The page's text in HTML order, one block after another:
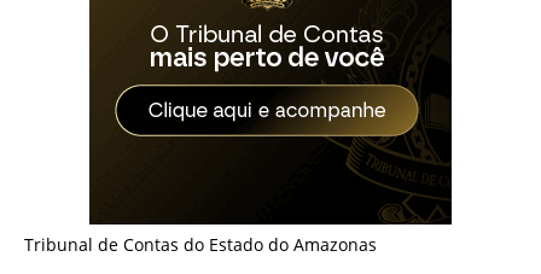
Tribunal de Contas do Estado do Amazonas